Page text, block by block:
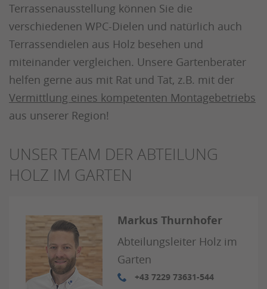
Terrassenausstellung können Sie die
verschiedenen WPC-Dielen und natürlich auch
Terrassendielen aus Holz besehen und
miteinander vergleichen. Unsere Gartenberater
helfen gerne aus mit Rat und Tat, z.B. mit der
Vermittlung eines kompetenten Montagebetriebs
aus unserer Region!
UNSER TEAM DER ABTEILUNG
HOLZ IM GARTEN
Markus Thurnhofer
Abteilungsleiter Holz im
Garten
+43 7229 73631-544